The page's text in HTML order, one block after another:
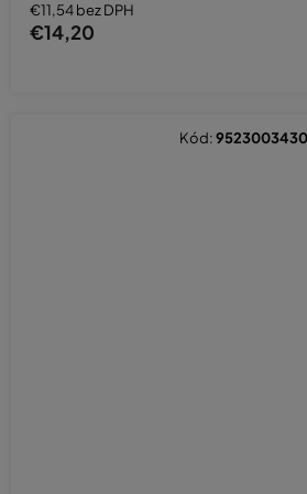
€11,54 bez DPH
€14,20
Kód: